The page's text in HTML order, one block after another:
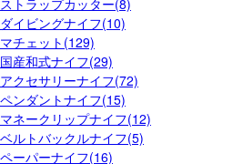
ストラップカッター(8)
ダイビングナイフ(10)
マチェット(129)
国産和式ナイフ(29)
アクセサリーナイフ(72)
ペンダントナイフ(15)
マネークリップナイフ(12)
ベルトバックルナイフ(5)
ペーパーナイフ(16)